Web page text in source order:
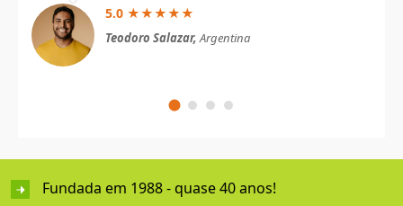
5.0 ★★★★★
Teodoro Salazar,Argentina
Fundada em 1988 - quase 40 anos!